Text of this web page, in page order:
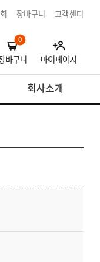
장바구니 고객센터
0
바구니 마이페이지
회사소개